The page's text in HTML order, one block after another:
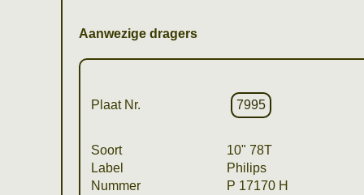
Aanwezige dragers
Plaat Nr. 7995
Soort
10" 78T
Label
Philips
Nummer
P 17170 H